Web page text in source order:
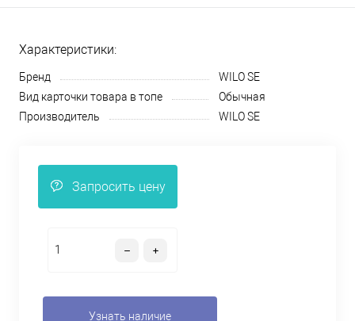
Характеристики:
Бренд
WILO SE
Вид карточки товара в топе
Обычная
Производитель
WILO SE
Запросить цену
Узнать наличие